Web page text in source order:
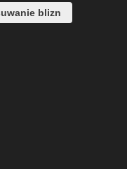
blizn